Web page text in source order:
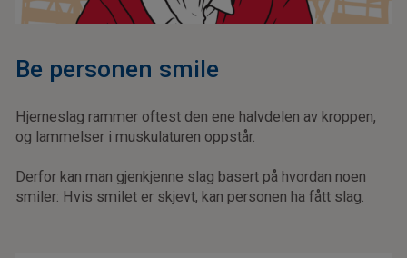
Be personen smile
Hjerneslag rammer oftest den ene halvdelen av kroppen,
og lammelser i muskulaturen oppstår.
Derfor kan man gjenkjenne slag basert på hvordan noen
smiler: Hvis smilet er skjevt, kan personen ha fått slag.